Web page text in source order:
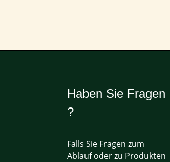
Haben Sie Fragen
?
Falls Sie Fragen zum
Ablauf oder zu Produkten